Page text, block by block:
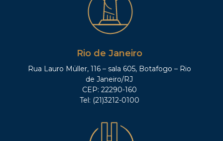
Rio de Janeiro
Rua Lauro Müller, 116 – sala 605, Botafogo – Rio
de Janeiro/RJ
CEP: 22290-160
Tel: (21)3212-0100